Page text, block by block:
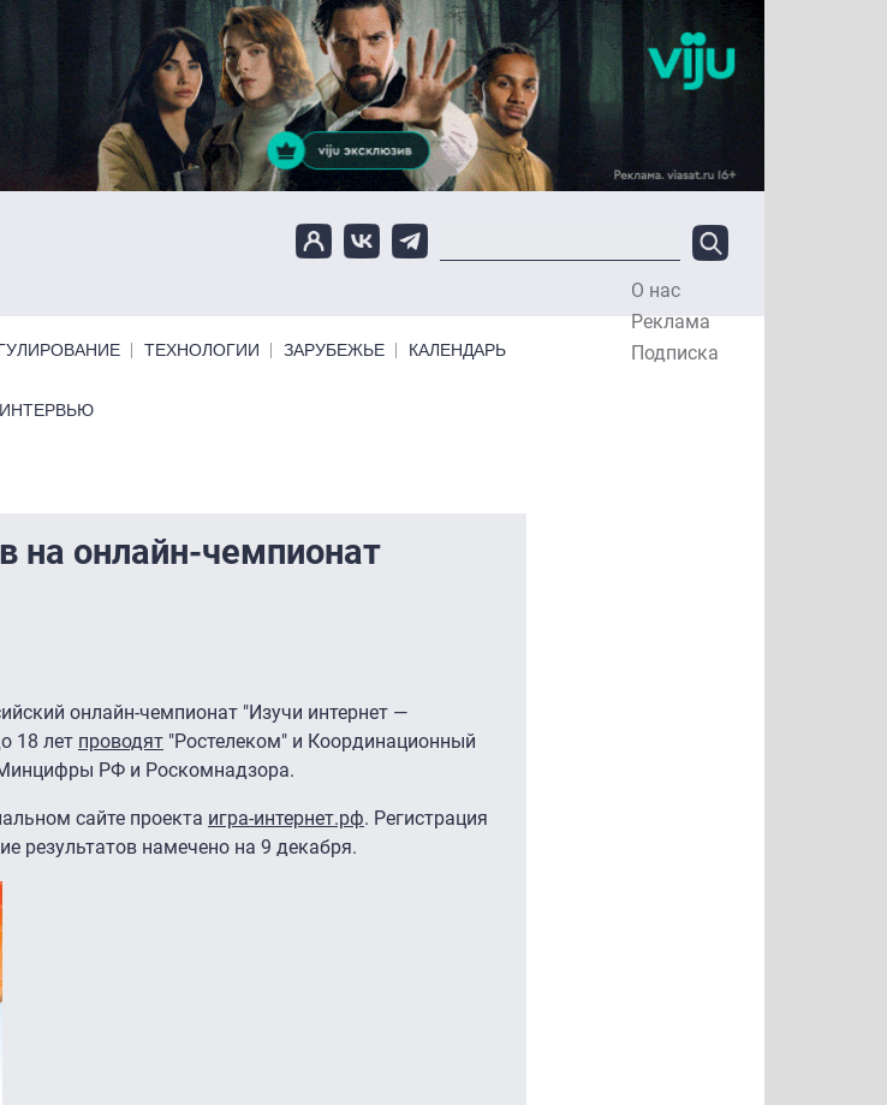
О нас
Реклама
Подписка
ТЕХНОЛОГИИ ЗАРУБЕЖЬЕ КАЛЕНДАРЬ
ИНТЕРВЬЮ
на онлайн-чемпионат
онлайн-чемпионат "Изучи интернет —
18 лет проводят "Ростелеком" и Координационный
Минцифры РФ и Роскомнадзора.
сайте проекта игра-интернет.рф. Регистрация
результатов намечено на 9 декабря.